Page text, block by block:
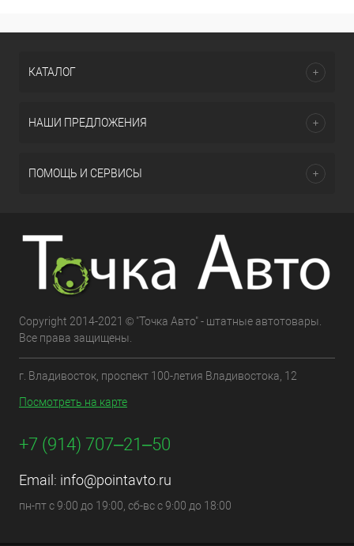
КАТАЛОГ
НАШИ ПРЕДЛОЖЕНИЯ
ПОМОЩЬ И СЕРВИСЫ
Copyright 2014-2021 © "Точка Авто" - штатные автотовары.
Все права защищены.
г. Владивосток, проспект 100-летия Владивостока, 12
Посмотреть на карте
+7 (914) 707‒21‒50
Email: info@pointavto.ru
пн-пт с 9:00 до 19:00, сб-вс с 9:00 до 18:00